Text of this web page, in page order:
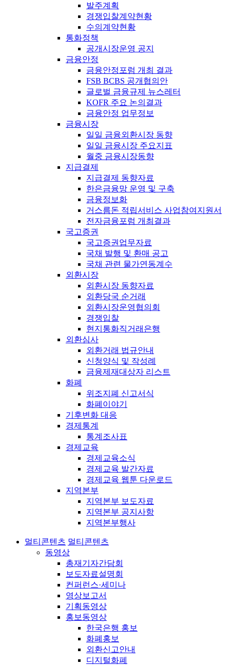
발주계획
경쟁입찰계약현황
수의계약현황
통화정책
공개시장운영 공지
금융안정
금융안정포럼 개최 결과
FSB BCBS 공개협의안
글로벌 금융규제 뉴스레터
KOFR 주요 논의결과
금융안정 업무정보
금융시장
일일 금융외환시장 동향
일일 금융시장 주요지표
월중 금융시장동향
지급결제
지급결제 동향자료
한은금융망 운영 및 구축
금융정보화
거스름돈 적립서비스 사업참여지원서
전자금융포럼 개최결과
국고증권
국고증권업무자료
국채 발행 및 환매 공고
국채 관련 물가연동계수
외환시장
외환시장 동향자료
외환당국 순거래
외환시장운영협의회
경쟁입찰
현지통화직거래은행
외환심사
외환거래 법규안내
신청양식 및 작성례
금융제재대상자 리스트
화폐
위조지폐 신고서식
화폐이야기
기후변화 대응
경제통계
통계조사표
경제교육
경제교육소식
경제교육 발간자료
경제교육 웹툰 다운로드
지역본부
지역본부 보도자료
지역본부 공지사항
지역본부행사
멀티콘텐츠 멀티콘텐츠
동영상
총재기자간담회
보도자료설명회
컨퍼런스·세미나
영상보고서
기획동영상
홍보동영상
한국은행 홍보
화폐홍보
외환신고안내
디지털화폐